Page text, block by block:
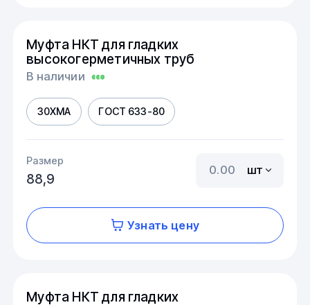
Муфта НКТ для гладких
высокогерметичных труб
В наличии
30ХМА ГОСТ 633-80
Размер
88,9
шт
Узнать цену
Муфта НКТ для гладких